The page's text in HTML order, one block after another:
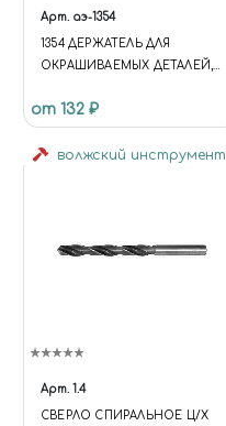
Арт. аэ-1354
1354 ДЕРЖАТЕЛЬ ДЛЯ
ОКРАШИВАЕМЫХ ДЕТАЛЕЙ,
УП.
от 132 ₽
волжский инструмент
Арт. 1.4
СВЕРЛО СПИРАЛЬНОЕ Ц/Х